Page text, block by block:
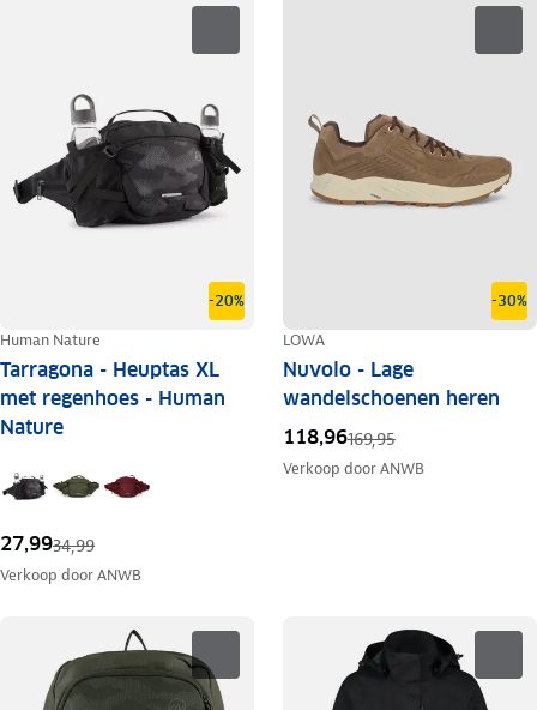
-20%
Human Nature
Tarragona - Heuptas XL
met regenhoes - Human
Nature
27,9934,99
Verkoop doorANWB
-30%
LOWA
Nuvolo - Lage
wandelschoenen heren
118,96169,95
Verkoop doorANWB